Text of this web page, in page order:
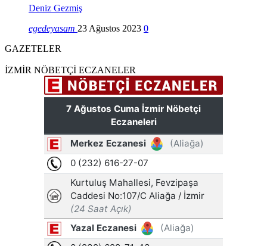
Deniz Gezmiş
egedeyasam 23 Ağustos 2023 0
GAZETELER
İZMİR NÖBETÇİ ECZANELER